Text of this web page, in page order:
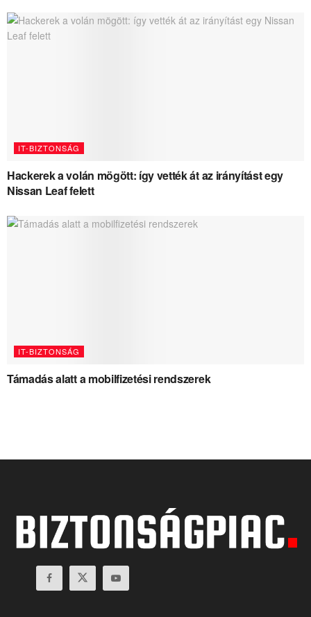
IT-BIZTONSÁG
Hackerek a volán mögött: így vették át az irányítást egy
Nissan Leaf felett
IT-BIZTONSÁG
Támadás alatt a mobilfizetési rendszerek